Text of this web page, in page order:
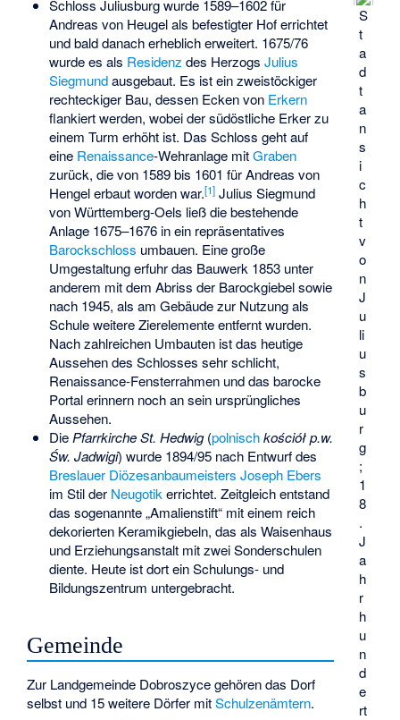
S
t
a
d
t
a
n
s
i
c
h
t
v
o
n
J
u
li
u
s
b
u
r
g
;
1
8
.
J
a
h
r
h
u
n
d
e
rt
Schloss Juliusburgwurde 1589–1602 für
Andreas von Heugel als befestigter Hof errichtet
und bald danach erheblich erweitert. 1675/76
wurde es als Residenz des Herzogs Julius
Siegmundausgebaut. Es ist ein zweistöckiger
rechteckiger Bau, dessen Ecken von Erkern
flankiert werden, wobei der südöstliche Erker zu
einem Turm erhöht ist. Das Schloss geht auf
eine Renaissance-Wehranlage mitGraben
zurück, die von 1589 bis 1601 für Andreas von
Hengel erbaut worden war.[1]Julius Siegmund
von Württemberg-Oels ließ die bestehende
Anlage 1675–1676 in ein repräsentatives
Barockschloss umbauen. Eine große
Umgestaltung erfuhr das Bauwerk 1853 unter
anderem mit dem Abriss der Barockgiebel sowie
nach 1945, als am Gebäude zur Nutzung als
Schule weitere Zierelemente entfernt wurden.
Nach zahlreichen Umbauten ist das heutige
Aussehen des Schlosses sehr schlicht,
Renaissance-Fensterrahmen und das barocke
Portal erinnern noch an sein ursprüngliches
Aussehen.
DiePfarrkirche St. Hedwig(polnisch kościół p.w.
Św. Jadwigi) wurde 1894/95 nach Entwurf des
Breslauer Diözesanbaumeisters Joseph Ebers
im Stil der Neugotikerrichtet. Zeitgleich entstand
das sogenannte „Amalienstift“ mit einem reich
dekorierten Keramikgiebeln, das als Waisenhaus
und Erziehungsanstalt mit zwei Sonderschulen
diente. Heute ist dort ein Schulungs- und
Bildungszentrum untergebracht.
Gemeinde
Zur Landgemeinde Dobroszyce gehören das Dorf
selbst und 15 weitere Dörfer mitSchulzenämtern.